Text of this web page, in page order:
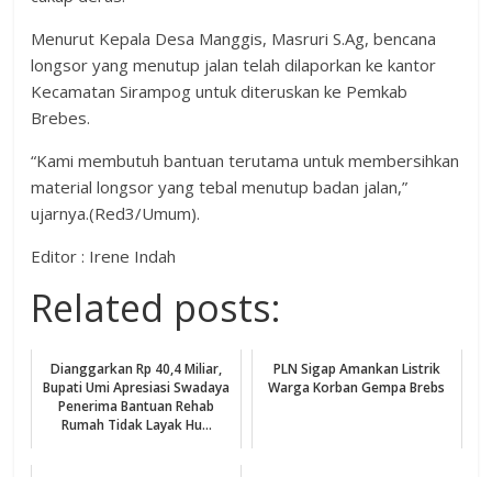
Menurut Kepala Desa Manggis, Masruri S.Ag, bencana
longsor yang menutup jalan telah dilaporkan ke kantor
Kecamatan Sirampog untuk diteruskan ke Pemkab
Brebes.
“Kami membutuh bantuan terutama untuk membersihkan
material longsor yang tebal menutup badan jalan,”
ujarnya.(Red3/Umum).
Editor : Irene Indah
Related posts:
Dianggarkan Rp 40,4 Miliar,
Bupati Umi Apresiasi Swadaya
Penerima Bantuan Rehab
Rumah Tidak Layak Hu...
PLN Sigap Amankan Listrik
Warga Korban Gempa Brebs